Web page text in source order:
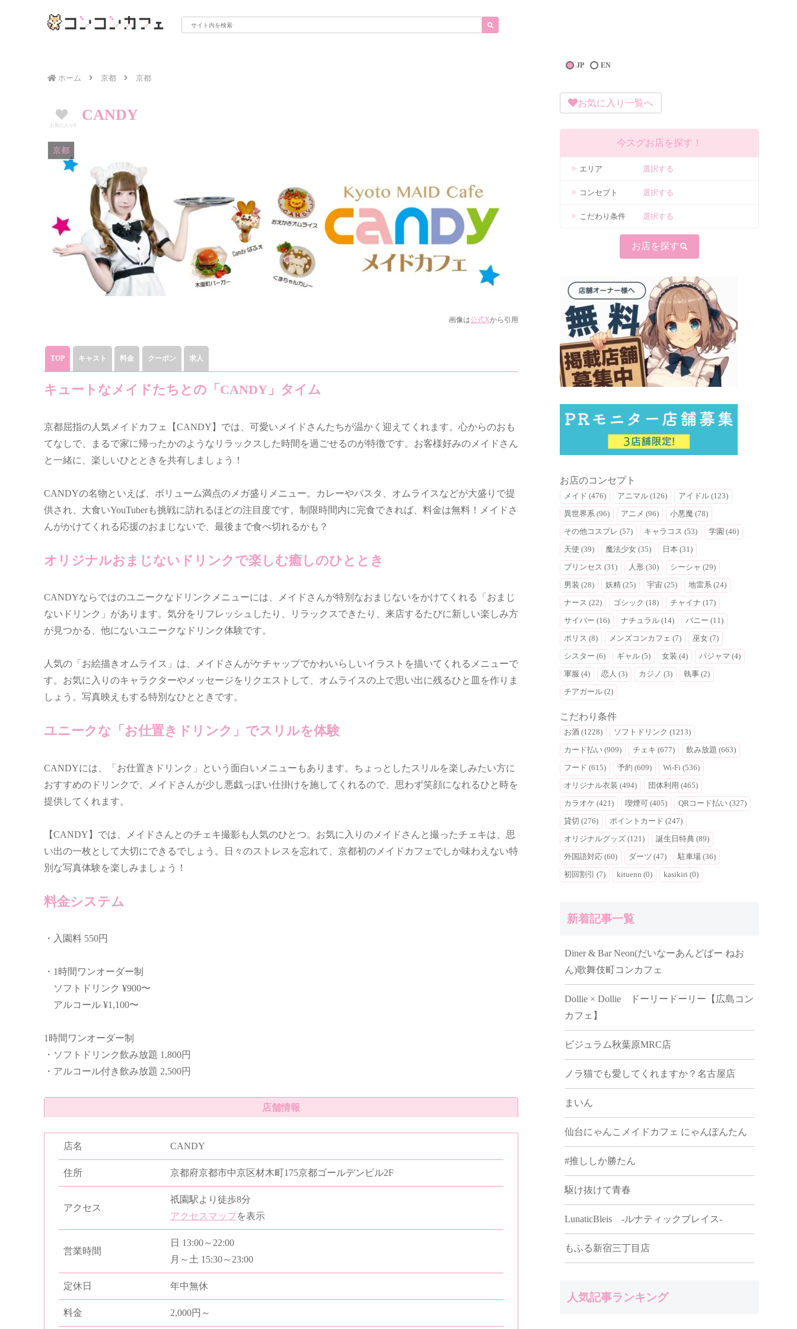
ホーム 京都 京都
お気に入り 0
CANDY
京都
画像は公式Xから引用
TOP キャスト 料金 クーポン 求人
キュートなメイドたちとの「CANDY」タイム
京都屈指の人気メイドカフェ【CANDY】では、可愛いメイドさんたちが温かく迎えてくれます。心からのおも
てなしで、まるで家に帰ったかのようなリラックスした時間を過ごせるのが特徴です。お客様好みのメイドさん
と一緒に、楽しいひとときを共有しましょう！
CANDYの名物といえば、ボリューム満点のメガ盛りメニュー。カレーやパスタ、オムライスなどが大盛りで提
供され、大食いYouTuberも挑戦に訪れるほどの注目度です。制限時間内に完食できれば、料金は無料！メイドさ
んがかけてくれる応援のおまじないで、最後まで食べ切れるかも？
オリジナルおまじないドリンクで楽しむ癒しのひととき
CANDYならではのユニークなドリンクメニューには、メイドさんが特別なおまじないをかけてくれる「おまじ
ないドリンク」があります。気分をリフレッシュしたり、リラックスできたり、来店するたびに新しい楽しみ方
が見つかる、他にないユニークなドリンク体験です。
人気の「お絵描きオムライス」は、メイドさんがケチャップでかわいらしいイラストを描いてくれるメニューで
す。お気に入りのキャラクターやメッセージをリクエストして、オムライスの上で思い出に残るひと皿を作りま
しょう。写真映えもする特別なひとときです。
ユニークな「お仕置きドリンク」でスリルを体験
CANDYには、「お仕置きドリンク」という面白いメニューもあります。ちょっとしたスリルを楽しみたい方に
おすすめのドリンクで、メイドさんが少し悪戯っぽい仕掛けを施してくれるので、思わず笑顔になれるひと時を
提供してくれます。
【CANDY】では、メイドさんとのチェキ撮影も人気のひとつ。お気に入りのメイドさんと撮ったチェキは、思
い出の一枚として大切にできるでしょう。日々のストレスを忘れて、京都初のメイドカフェでしか味わえない特
別な写真体験を楽しみましょう！
料金システム
・入園料 550円
・1時間ワンオーダー制
ソフトドリンク ¥900〜
アルコール ¥1,100〜
1時間ワンオーダー制
・ソフトドリンク飲み放題 1,800円
・アルコール付き飲み放題 2,500円
店舗情報
店名 CANDY
住所 京都府京都市中京区材木町175京都ゴールデンビル2F
アクセス
祇園駅より徒歩8分
アクセスマップを表示
営業時間
日 13:00～22:00
月～土 15:30～23:00
定休日 年中無休
料金 2,000円～
EN
JP
お気に入り一覧へ
今スグお店を探す！
エリア 選択する
コンセプト 選択する
こだわり条件 選択する
お店を探す
お店のコンセプト
メイド (476) アニマル (126) アイドル (123)
異世界系 (96) アニメ (96) 小悪魔 (78)
その他コスプレ (57) キャラコス (53) 学園 (46)
天使 (39) 魔法少女 (35) 日本 (31)
プリンセス (31) 人形 (30) シーシャ (29)
男装 (28) 妖精 (25) 宇宙 (25) 地雷系 (24)
ナース (22) ゴシック (18) チャイナ (17)
サイバー (16) ナチュラル (14) バニー (11)
ポリス (8) メンズコンカフェ (7) 巫女 (7)
シスター (6) ギャル (5) 女装 (4) パジャマ (4)
軍服 (4) 恋人 (3) カジノ (3) 執事 (2)
チアガール (2)
こだわり条件
お酒 (1228) ソフトドリンク (1213)
カード払い (909) チェキ (677) 飲み放題 (663)
フード (615) 予約 (609) Wi-Fi (536)
オリジナル衣装 (494) 団体利用 (465)
カラオケ (421) 喫煙可 (405) QRコード払い (327)
貸切 (276) ポイントカード (247)
オリジナルグッズ (121) 誕生日特典 (89)
外国語対応 (60) ダーツ (47) 駐車場 (36)
初回割引 (7) kituenn (0) kasikiri (0)
新着記事一覧
Diner & Bar Neon(だいなーあんどばー ねお
ん)歌舞伎町コンカフェ
Dollie × Dollie ドーリードーリー【広島コン
カフェ】
ビジュラム秋葉原MRC店
ノラ猫でも愛してくれますか？名古屋店
まいん
仙台にゃんこメイドカフェ にゃんぽんたん
#推ししか勝たん
駆け抜けて青春
LunaticBleis -ルナティックブレイス-
もふる新宿三丁目店
人気記事ランキング